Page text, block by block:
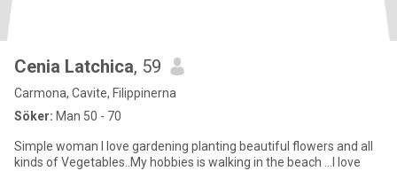
Cenia Latchica, 59
Carmona, Cavite, Filippinerna
Söker: Man 50 - 70
Simple woman l love gardening planting beautiful flowers and all
kinds of Vegetables..My hobbies is walking in the beach ...l love